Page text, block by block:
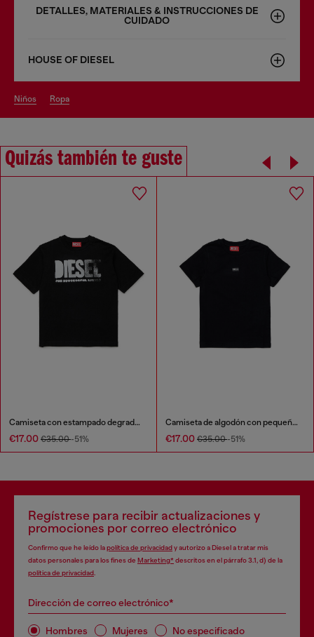
DETALLES, MATERIALES & INSTRUCCIONES DE
CUIDADO
HOUSE OF DIESEL
niños ropa
Quizás también te guste
Camiseta con estampado degradado
€17.00 €35.00-51%
Camiseta de algodón con pequeño logo Biscotto
€17.00 €35.00-51%
Regístrese para recibir actualizaciones y
promociones por correo electrónico
Confirmo que he leído lapolítica de privacidady autorizo a Diesel a tratar mis
datos personales para los fines de Marketing*descritos en el párrafo 3.1, d) de la
política de privacidad
Dirección de correo electrónico*
Hombres Mujeres No especificado